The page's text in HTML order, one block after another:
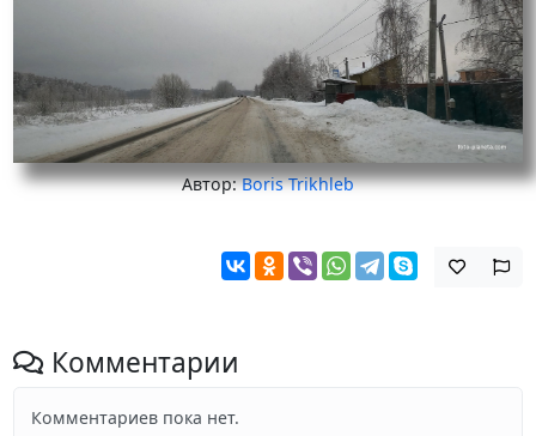
Автор:Boris Trikhleb
Комментарии
Комментариев пока нет.